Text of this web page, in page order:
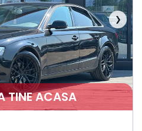
❯
TINE ACASA